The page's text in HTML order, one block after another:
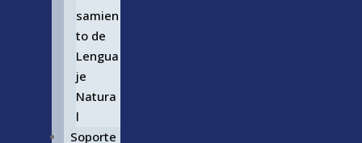
samien
to de
Lengua
je
Natura
l
Soporte